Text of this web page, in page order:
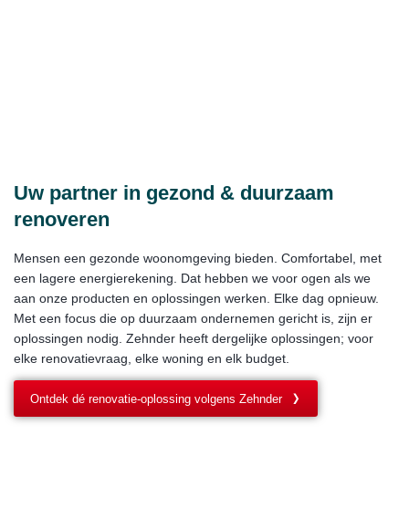
Uw partner in gezond & duurzaam
renoveren
Mensen een gezonde woonomgeving bieden. Comfortabel, met
een lagere energierekening. Dat hebben we voor ogen als we
aan onze producten en oplossingen werken. Elke dag opnieuw.
Met een focus die op duurzaam ondernemen gericht is, zijn er
oplossingen nodig. Zehnder heeft dergelijke oplossingen; voor
elke renovatievraag, elke woning en elk budget.
Ontdek dé renovatie-oplossing volgens Zehnder